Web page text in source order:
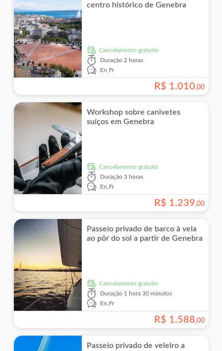
centro histórico de Genebra
Cancelamento gratuito
Duração 2 horas
En,Fr
R$ 1.010,00
Workshop sobre canivetes
suíços em Genebra
Cancelamento gratuito
Duração 3 horas
En,Fr
R$ 1.239,00
Passeio privado de barco à vela
ao pôr do sol a partir de Genebra
Cancelamento gratuito
Duração 1 hora 30 minutos
En,Fr
R$ 1.588,00
Passeio privado de veleiro a